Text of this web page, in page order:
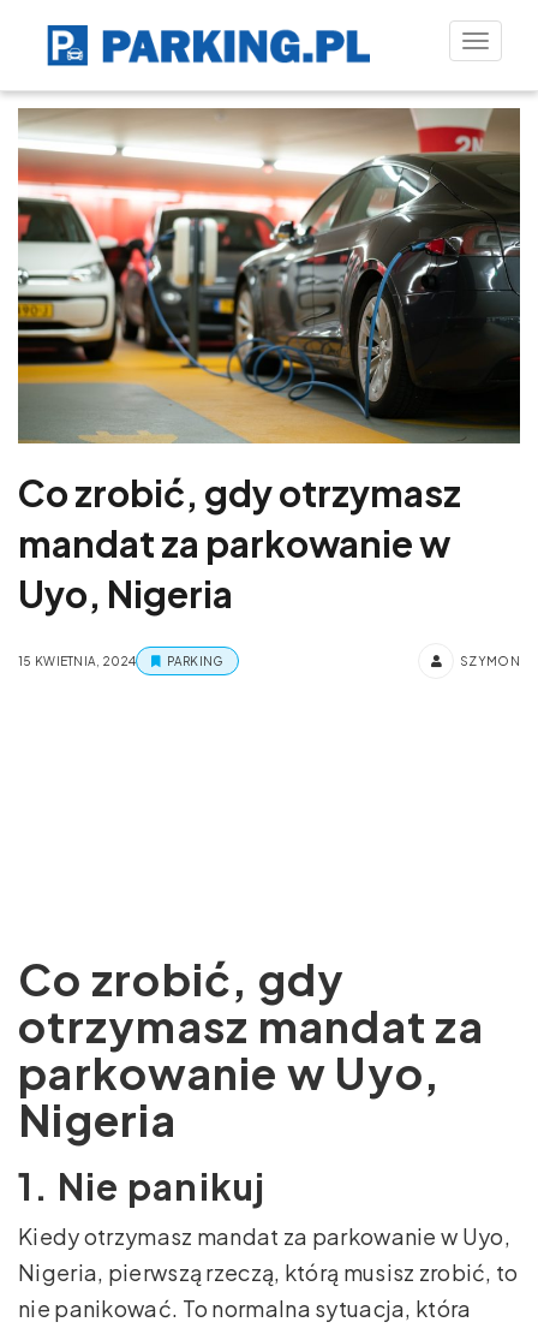
Toggle
Co zrobić, gdy otrzymasz
mandat za parkowanie w
Uyo, Nigeria
15 KWIETNIA, 2024 PARKING SZYMON
Co zrobić, gdy
otrzymasz mandat za
parkowanie w Uyo,
Nigeria
1. Nie panikuj
Kiedy otrzymasz mandat za parkowanie w Uyo,
Nigeria, pierwszą rzeczą, którą musisz zrobić, to
nie panikować. To normalna sytuacja, która